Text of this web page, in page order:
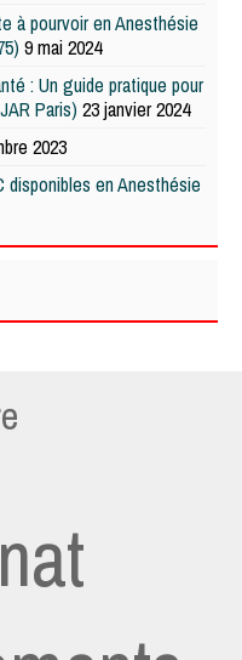
à pourvoir en Anesthésie
9 mai 2024
: Un guide pratique pour
Paris) 23 janvier 2024
2023
en Anesthésie